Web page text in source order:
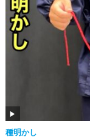
種明かし